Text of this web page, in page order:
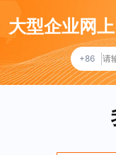
大型企业网
+86